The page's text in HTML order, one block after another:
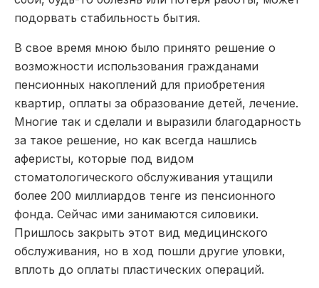
подорвать стабильность бытия.
В свое время мною было принято решение о
возможности использования гражданами
пенсионных накоплений для приобретения
квартир, оплаты за образование детей, лечение.
Многие так и сделали и выразили благодарность
за такое решение, но как всегда нашлись
аферисты, которые под видом
стоматологического обслуживания утащили
более 200 миллиардов тенге из пенсионного
фонда. Сейчас ими занимаются силовики.
Пришлось закрыть этот вид медицинского
обслуживания, но в ход пошли другие уловки,
вплоть до оплаты пластических операций.